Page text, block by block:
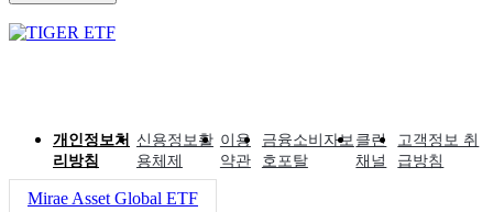
개인정보처
리방침
신용정보활
용체제
이용
약관
금융소비자보
호포탈
클린
채널
고객정보 취
급방침
Mirae Asset Global ETF